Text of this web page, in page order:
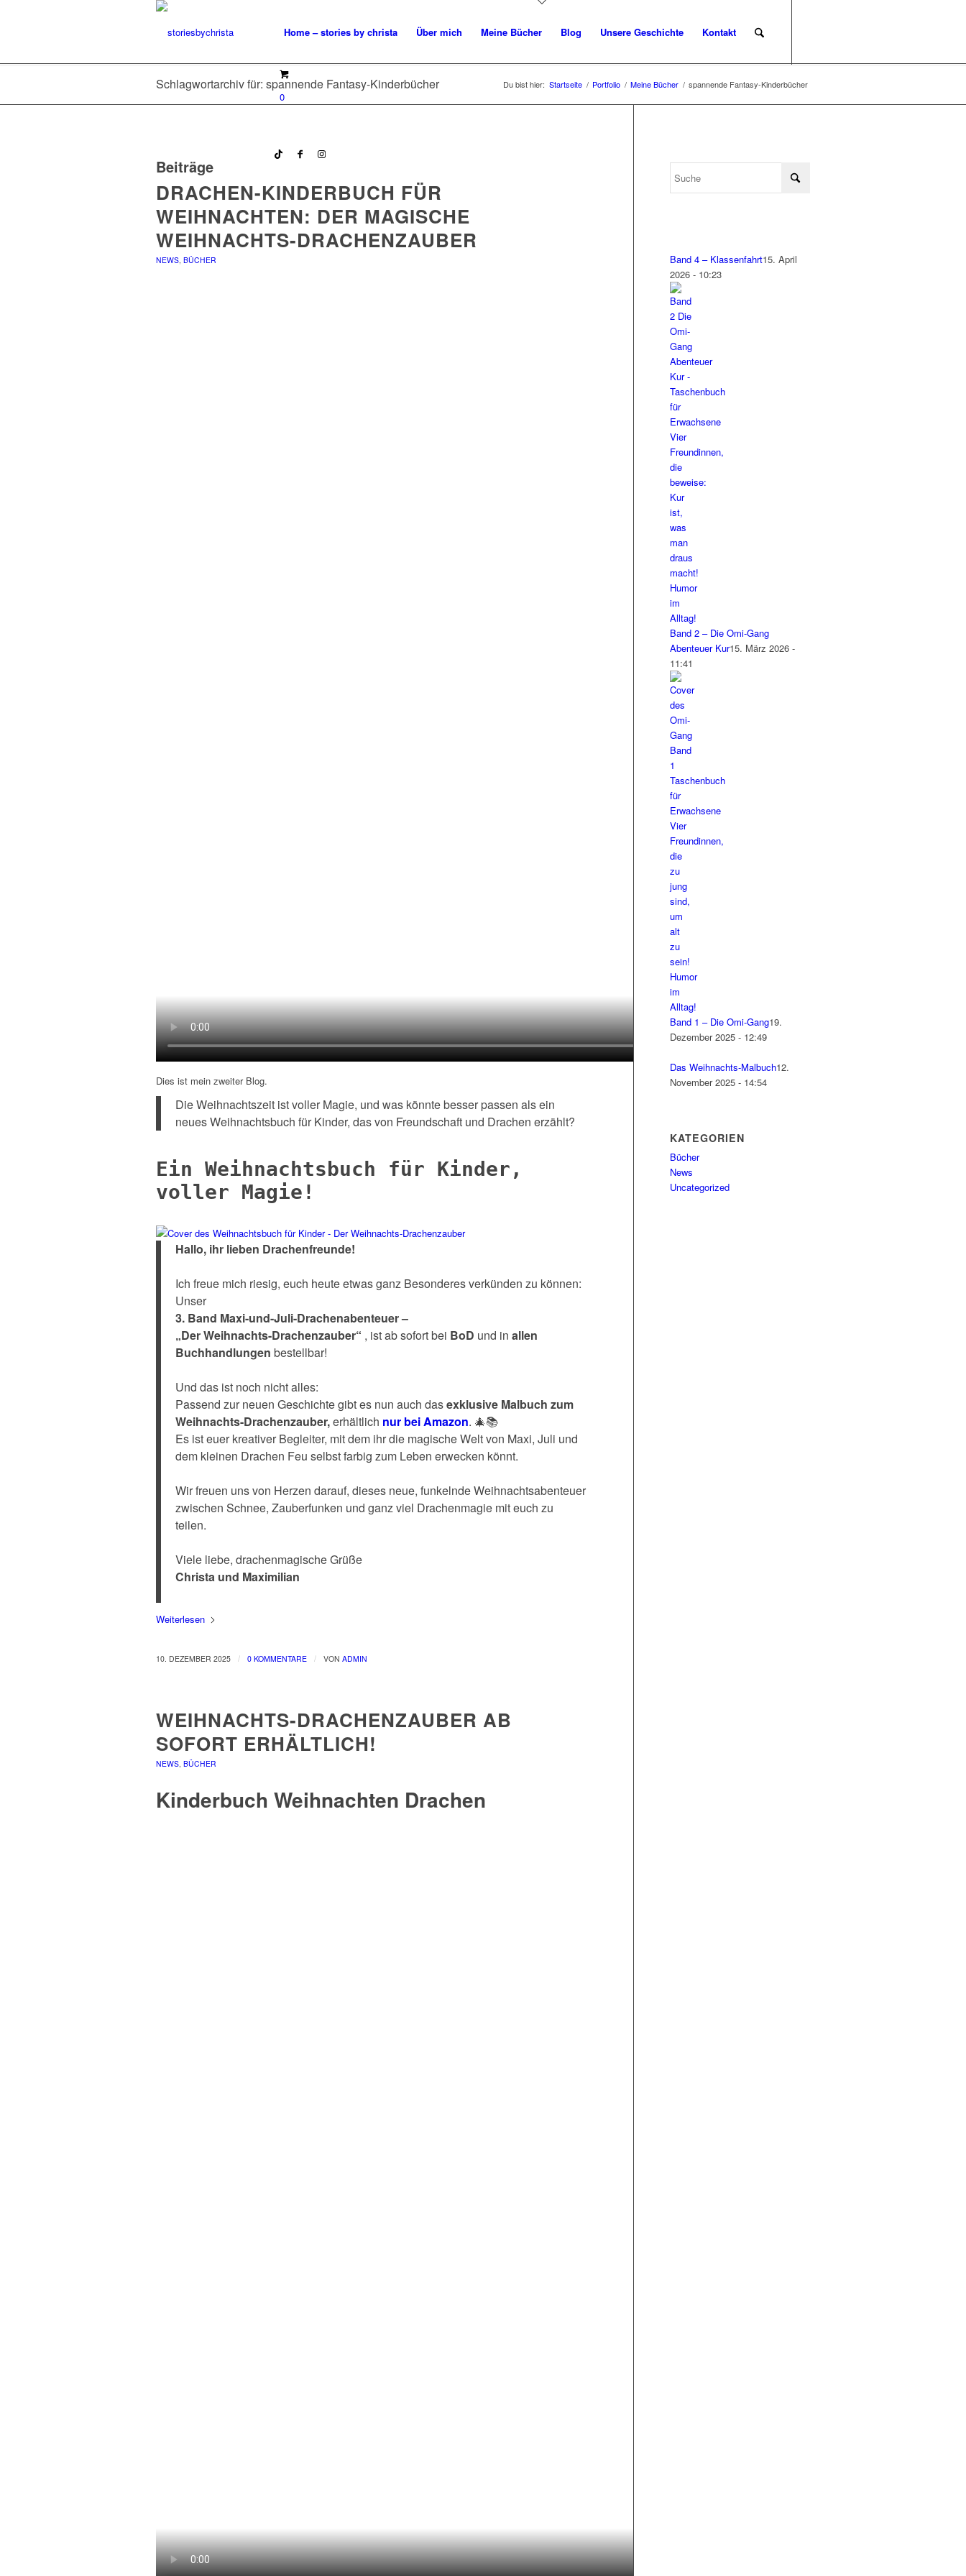
Home – stories by christa Über mich Meine Bücher Blog Unsere Geschichte Kontakt
0
Schlagwortarchiv für: spannende Fantasy-Kinderbücher Du bist hier: Startseite / Portfolio / Meine Bücher / spannende Fantasy-Kinderbücher
Beiträge
DRACHEN-KINDERBUCH FÜR
WEIHNACHTEN: DER MAGISCHE
WEIHNACHTS-DRACHENZAUBER
NEWS, BÜCHER
Dies ist mein zweiter Blog.
Die Weihnachtszeit ist voller Magie, und was könnte besser passen als ein
neues Weihnachtsbuch für Kinder, das von Freundschaft und Drachen erzählt?
Ein Weihnachtsbuch für Kinder,
voller Magie!
Hallo, ihr lieben Drachenfreunde!
Ich freue mich riesig, euch heute etwas ganz Besonderes verkünden zu können:
Unser
3. Band Maxi-und-Juli-Drachenabenteuer –
„Der Weihnachts-Drachenzauber“ , ist ab sofort bei BoD und in allen
Buchhandlungen bestellbar!
Und das ist noch nicht alles:
Passend zur neuen Geschichte gibt es nun auch dasexklusive Malbuch zum
Weihnachts-Drachenzauber,erhältlich nur bei Amazon. 🎄📚
Es ist euer kreativer Begleiter, mit dem ihr die magische Welt von Maxi, Juli und
dem kleinen Drachen Feu selbst farbig zum Leben erwecken könnt.
Wir freuen uns von Herzen darauf, dieses neue, funkelnde Weihnachtsabenteuer
zwischen Schnee, Zauberfunken und ganz viel Drachenmagie mit euch zu
teilen.
Viele liebe, drachenmagische Grüße
Christa und Maximilian
Weiterlesen
10. DEZEMBER 2025 / 0 KOMMENTARE / VON ADMIN
WEIHNACHTS-DRACHENZAUBER AB
SOFORT ERHÄLTLICH!
NEWS, BÜCHER
Kinderbuch Weihnachten Drachen
Band 4 – Klassenfahrt15. April
2026 - 10:23
Band 2 – Die Omi-Gang
Abenteuer Kur15. März 2026 -
11:41
Band 1 – Die Omi-Gang19.
Dezember 2025 - 12:49
Das Weihnachts-Malbuch12.
November 2025 - 14:54
KATEGORIEN
Bücher
News
Uncategorized